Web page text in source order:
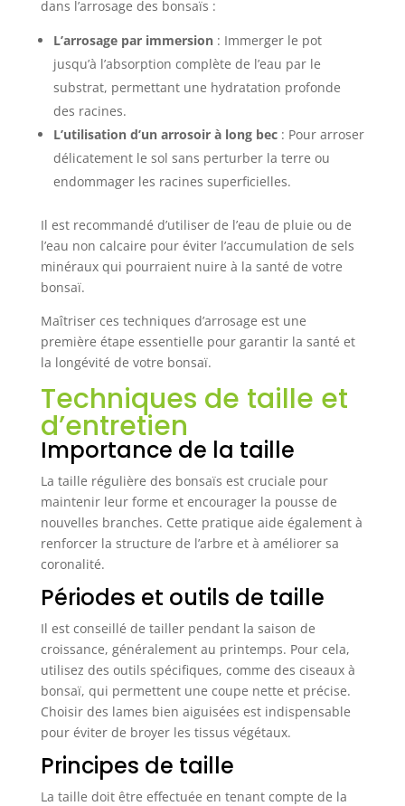
dans l’arrosage des bonsaïs :
L’arrosage par immersion: Immerger le pot
jusqu’à l’absorption complète de l’eau par le
substrat, permettant une hydratation profonde
des racines.
L’utilisation d’un arrosoir à long bec: Pour arroser
délicatement le sol sans perturber la terre ou
endommager les racines superficielles.
Il est recommandé d’utiliser de l’eau de pluie ou de
l’eau non calcaire pour éviter l’accumulation de sels
minéraux qui pourraient nuire à la santé de votre
bonsaï.
Maîtriser ces techniques d’arrosage est une
première étape essentielle pour garantir la santé et
la longévité de votre bonsaï.
Techniques de taille et
d’entretien
Importance de la taille
La taille régulière des bonsaïs est cruciale pour
maintenir leur forme et encourager la pousse de
nouvelles branches. Cette pratique aide également à
renforcer la structure de l’arbre et à améliorer sa
coronalité.
Périodes et outils de taille
Il est conseillé de tailler pendant la saison de
croissance, généralement au printemps. Pour cela,
utilisez des outils spécifiques, comme des ciseaux à
bonsaï, qui permettent une coupe nette et précise.
Choisir des lames bien aiguisées est indispensable
pour éviter de broyer les tissus végétaux.
Principes de taille
La taille doit être effectuée en tenant compte de la